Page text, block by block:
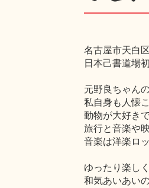
名古屋市天白
日本己書道場
元野良ちゃん
私自身も人懐
動物が大好き
旅行と音楽や
音楽は洋楽ロ
ゆったり楽し
和気あいあい